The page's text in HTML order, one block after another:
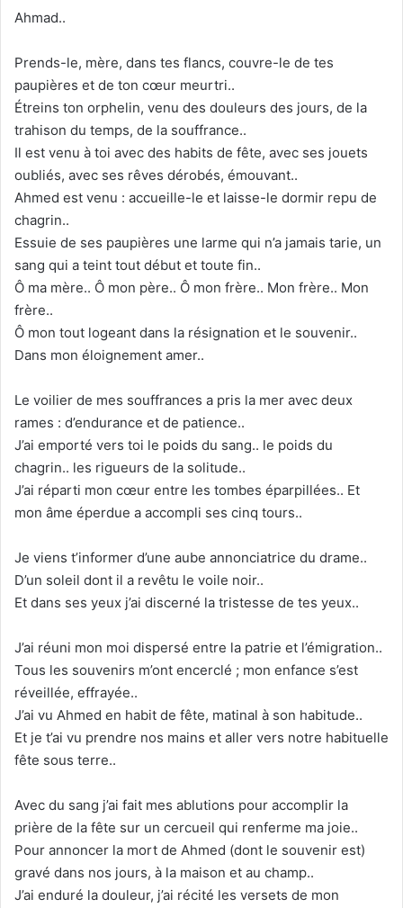
Ahmad..
Prends-le, mère, dans tes flancs, couvre-le de tes
paupières et de ton cœur meurtri..
Étreins ton orphelin, venu des douleurs des jours, de la
trahison du temps, de la souffrance..
Il est venu à toi avec des habits de fête, avec ses jouets
oubliés, avec ses rêves dérobés, émouvant..
Ahmed est venu : accueille-le et laisse-le dormir repu de
chagrin..
Essuie de ses paupières une larme qui n’a jamais tarie, un
sang qui a teint tout début et toute fin..
Ô ma mère.. Ô mon père.. Ô mon frère.. Mon frère.. Mon
frère..
Ô mon tout logeant dans la résignation et le souvenir..
Dans mon éloignement amer..
Le voilier de mes souffrances a pris la mer avec deux
rames : d’endurance et de patience..
J’ai emporté vers toi le poids du sang.. le poids du
chagrin.. les rigueurs de la solitude..
J’ai réparti mon cœur entre les tombes éparpillées.. Et
mon âme éperdue a accompli ses cinq tours..
Je viens t’informer d’une aube annonciatrice du drame..
D’un soleil dont il a revêtu le voile noir..
Et dans ses yeux j’ai discerné la tristesse de tes yeux..
J’ai réuni mon moi dispersé entre la patrie et l’émigration..
Tous les souvenirs m’ont encerclé ; mon enfance s’est
réveillée, effrayée..
J’ai vu Ahmed en habit de fête, matinal à son habitude..
Et je t’ai vu prendre nos mains et aller vers notre habituelle
fête sous terre..
Avec du sang j’ai fait mes ablutions pour accomplir la
prière de la fête sur un cercueil qui renferme ma joie..
Pour annoncer la mort de Ahmed (dont le souvenir est)
gravé dans nos jours, à la maison et au champ..
J’ai enduré la douleur, j’ai récité les versets de mon